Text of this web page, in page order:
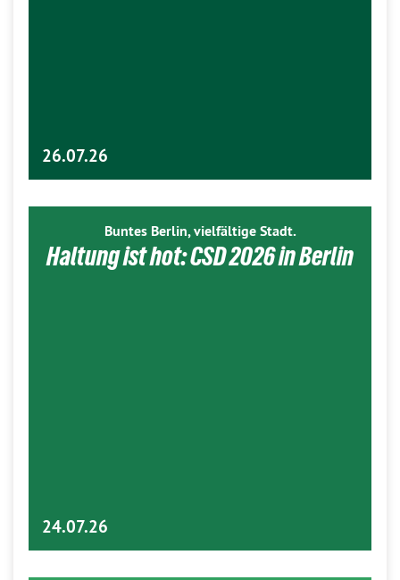
26.07.26
Buntes Berlin, vielfältige Stadt.
Haltung ist hot: CSD 2026 in Berlin
24.07.26